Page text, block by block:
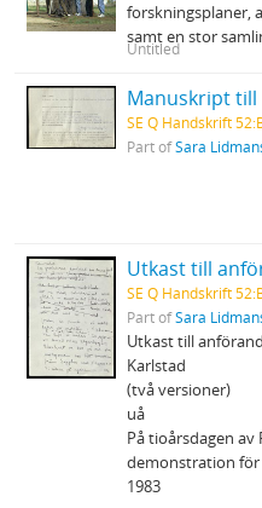
forskningsplaner,
samt en stor
Untitled
SE Q Handskrift
Part ofSara
SE Q Handskrift
Part ofSara
Utkast till
Karlstad
(två versioner)
uå
På tioårsdagen av
demonstration för
1983